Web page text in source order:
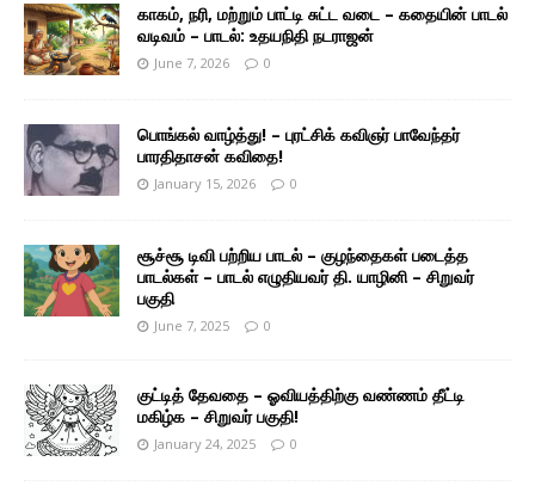
காகம், நரி, மற்றும் பாட்டி சுட்ட வடை – கதையின் பாடல்
வடிவம் – பாடல்: உதயநிதி நடராஜன்
June 7, 2026 0
பொங்கல் வாழ்த்து! – புரட்சிக் கவிஞர் பாவேந்தர்
பாரதிதாசன் கவிதை!
January 15, 2026 0
சூச்சூ டிவி பற்றிய பாடல் – குழந்தைகள் படைத்த
பாடல்கள் – பாடல் எழுதியவர் தி. யாழினி – சிறுவர்
பகுதி
June 7, 2025 0
குட்டித் தேவதை – ஓவியத்திற்கு வண்ணம் தீட்டி
மகிழ்க – சிறுவர் பகுதி!
January 24, 2025 0